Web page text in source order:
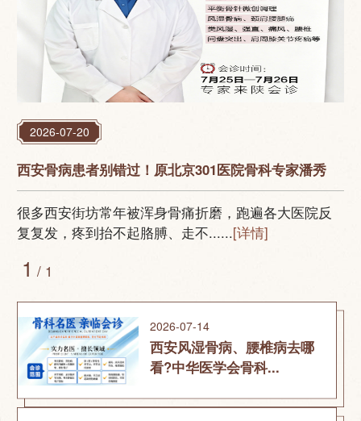
2026-07-20
西安骨病患者别错过！原北京301医院骨科专家潘秀
很多西安街坊常年被浑身骨痛折磨，跑遍各大医院反
复复发，疼到抬不起胳膊、走不......[详情]
1 / 1
2026-07-14
西安风湿骨病、腰椎病去哪
看?中华医学会骨科...